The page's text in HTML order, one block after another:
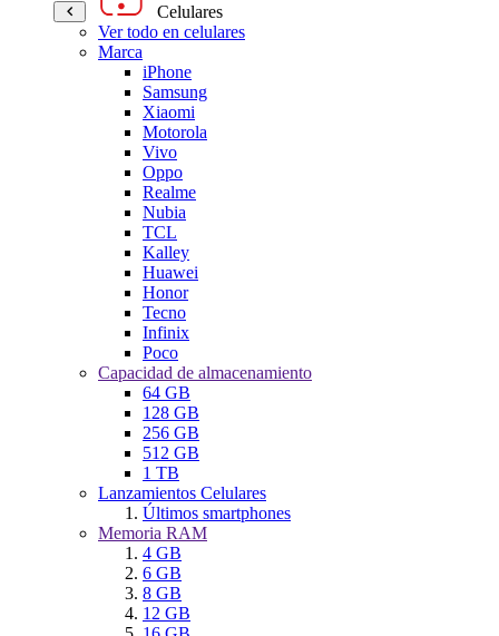
Celulares
Ver todo en celulares
Marca
iPhone
Samsung
Xiaomi
Motorola
Vivo
Oppo
Realme
Nubia
TCL
Kalley
Huawei
Honor
Tecno
Infinix
Poco
Capacidad de almacenamiento
64 GB
128 GB
256 GB
512 GB
1 TB
Lanzamientos Celulares
Últimos smartphones
Memoria RAM
4 GB
6 GB
8 GB
12 GB